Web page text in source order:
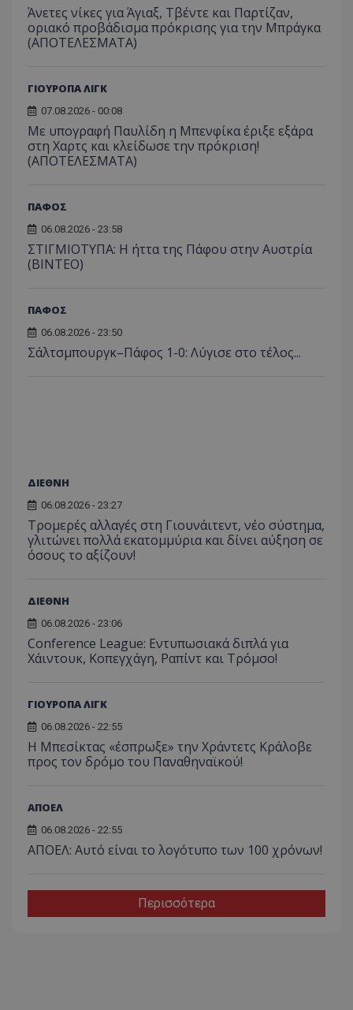
Άνετες νίκες για Άγιαξ, Τβέντε και Παρτίζαν,
οριακό προβάδισμα πρόκρισης για την Μπράγκα
(ΑΠΟΤΕΛΕΣΜΑΤΑ)
ΓΙΟΥΡΟΠΑ ΛΙΓΚ
07.08.2026 - 00:08
Με υπογραφή Παυλίδη η Μπενφίκα έριξε εξάρα
στη Χαρτς και κλείδωσε την πρόκριση!
(ΑΠΟΤΕΛΕΣΜΑΤΑ)
ΠΑΦΟΣ
06.08.2026 - 23:58
ΣΤΙΓΜΙΟΤΥΠΑ: Η ήττα της Πάφου στην Αυστρία
(ΒΙΝΤΕΟ)
ΠΑΦΟΣ
06.08.2026 - 23:50
Σάλτσμπουργκ–Πάφος 1-0: Λύγισε στο τέλος...
ΔΙΕΘΝΗ
06.08.2026 - 23:27
Τρομερές αλλαγές στη Γιουνάιτεντ, νέο σύστημα,
γλιτώνει πολλά εκατομμύρια και δίνει αύξηση σε
όσους το αξίζουν!
ΔΙΕΘΝΗ
06.08.2026 - 23:06
Conference League: Εντυπωσιακά διπλά για
Χάιντουκ, Κοπεγχάγη, Ραπίντ και Τρόμσο!
ΓΙΟΥΡΟΠΑ ΛΙΓΚ
06.08.2026 - 22:55
Η Μπεσίκτας «έσπρωξε» την Χράντετς Κράλοβε
προς τον δρόμο του Παναθηναϊκού!
ΑΠΟΕΛ
06.08.2026 - 22:55
ΑΠΟΕΛ: Αυτό είναι το λογότυπο των 100 χρόνων!
Περισσότερα